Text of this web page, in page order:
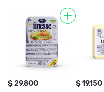
$ 29.800 $ 19.150